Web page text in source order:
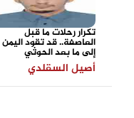
تكرار رحلات ما قبل
العاصفة.. قد تقود اليمن
إلى ما بعد الحوثي
أصيل السقلدي